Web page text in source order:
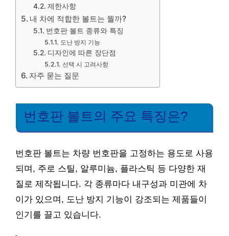
제한사항
내 차에 적합한 볼트는 뭘까?
번호판 볼트 종류와 특징
도난 방지 기능
디자인에 따른 장단점
선택 시 고려사항
자주 묻는 질문
번호판 볼트의 주요 특징은?
번호판 볼트는 차량 번호판을 고정하는 용도로 사용
되며, 주로 스틸, 알루미늄, 플라스틱 등 다양한 재
질로 제작됩니다. 각 종류마다 내구성과 미관에 차
이가 있으며, 도난 방지 기능이 강조되는 제품들이
인기를 끌고 있습니다.